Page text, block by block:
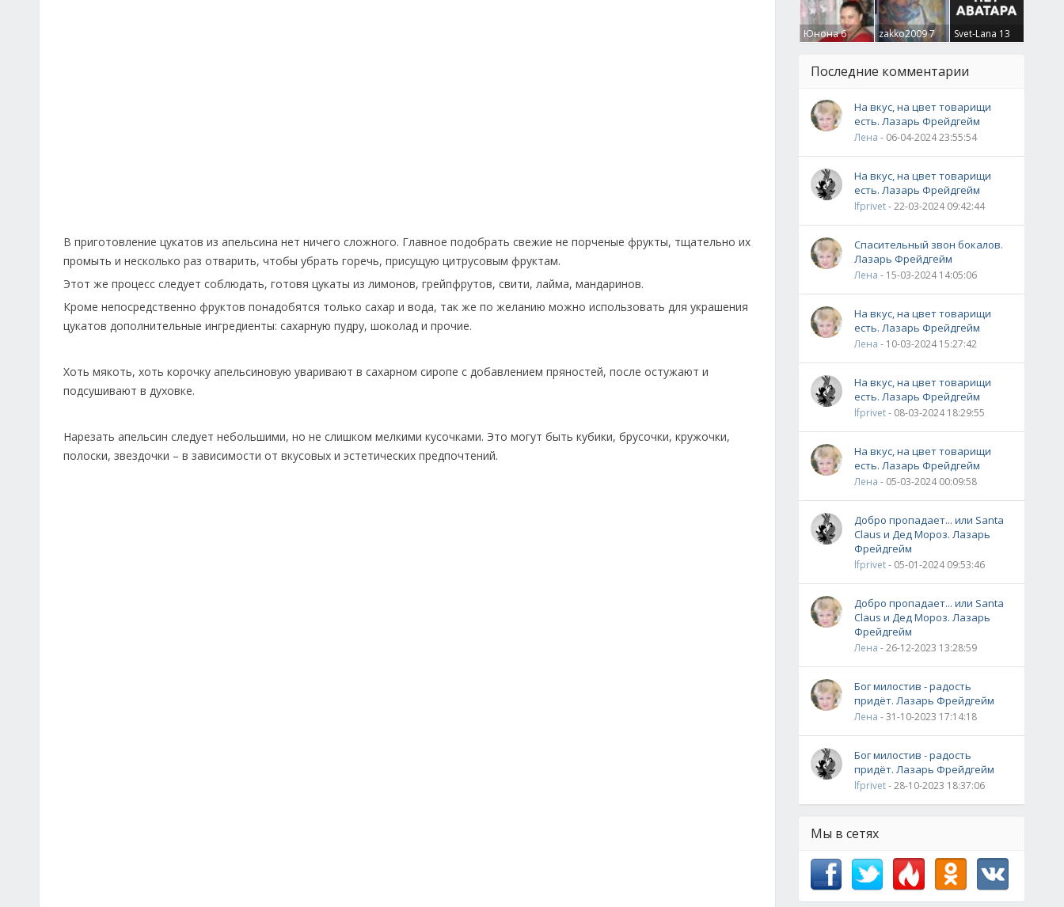
В приготовление цукатов из апельсина нет ничего сложного. Главное подобрать свежие не порченые фрукты, тщательно их
промыть и несколько раз отварить, чтобы убрать горечь, присущую цитрусовым фруктам.
Этот же процесс следует соблюдать, готовя цукаты из лимонов, грейпфрутов, свити, лайма, мандаринов.
Кроме непосредственно фруктов понадобятся только сахар и вода, так же по желанию можно использовать для украшения
цукатов дополнительные ингредиенты: сахарную пудру, шоколад и прочие.
Хоть мякоть, хоть корочку апельсиновую уваривают в сахарном сиропе с добавлением пряностей, после остужают и
подсушивают в духовке.
Нарезать апельсин следует небольшими, но не слишком мелкими кусочками. Это могут быть кубики, брусочки, кружочки,
полоски, звездочки – в зависимости от вкусовых и эстетических предпочтений.
Юнона6 zakko20097 Svet-Lana 13
Последние комментарии
На вкус, на цвет товарищи
есть. Лазарь Фрейдгейм
Лена - 06-04-2024 23:55:54
На вкус, на цвет товарищи
есть. Лазарь Фрейдгейм
lfprivet- 22-03-2024 09:42:44
Спасительный звон бокалов.
Лазарь Фрейдгейм
Лена - 15-03-2024 14:05:06
На вкус, на цвет товарищи
есть. Лазарь Фрейдгейм
Лена - 10-03-2024 15:27:42
На вкус, на цвет товарищи
есть. Лазарь Фрейдгейм
lfprivet- 08-03-2024 18:29:55
На вкус, на цвет товарищи
есть. Лазарь Фрейдгейм
Лена - 05-03-2024 00:09:58
Добро пропадает... или Santa
Claus и Дед Мороз. Лазарь
Фрейдгейм
lfprivet- 05-01-2024 09:53:46
Добро пропадает... или Santa
Claus и Дед Мороз. Лазарь
Фрейдгейм
Лена - 26-12-2023 13:28:59
Бог милостив - радость
придёт. Лазарь Фрейдгейм
Лена - 31-10-2023 17:14:18
Бог милостив - радость
придёт. Лазарь Фрейдгейм
lfprivet- 28-10-2023 18:37:06
Мы в сетях